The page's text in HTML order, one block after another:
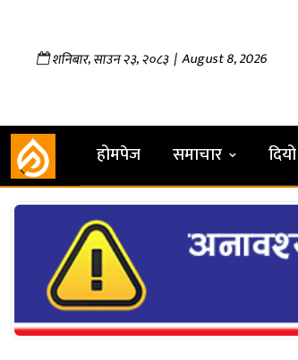
शनिबार,साउन२३,२०८३| August 8, 2026
होमपेज समाचार